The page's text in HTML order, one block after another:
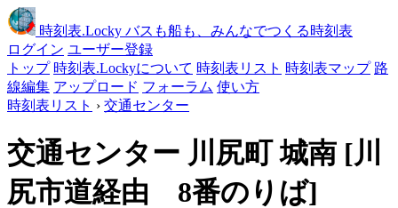
時刻表.Locky バスも船も、みんなでつくる時刻表
ログイン ユーザー登録
トップ 時刻表.Lockyについて 時刻表リスト 時刻表マップ 路
線編集 アップロード フォーラム 使い方
時刻表リスト › 交通センター
交通センター 川尻町 城南 [川
尻市道経由 8番のりば]